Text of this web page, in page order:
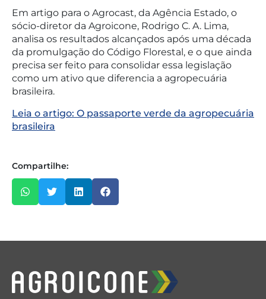
Em artigo para o Agrocast, da Agência Estado, o
sócio-diretor da Agroicone, Rodrigo C. A. Lima,
analisa os resultados alcançados após uma década
da promulgação do Código Florestal, e o que ainda
precisa ser feito para consolidar essa legislação
como um ativo que diferencia a agropecuária
brasileira.
Leia o artigo: O passaporte verde da agropecuária
brasileira
Compartilhe: